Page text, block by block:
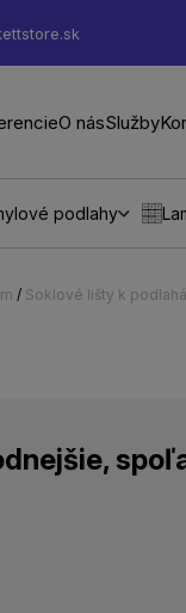
O násSlužby
podlahy
/ Soklové lišty k